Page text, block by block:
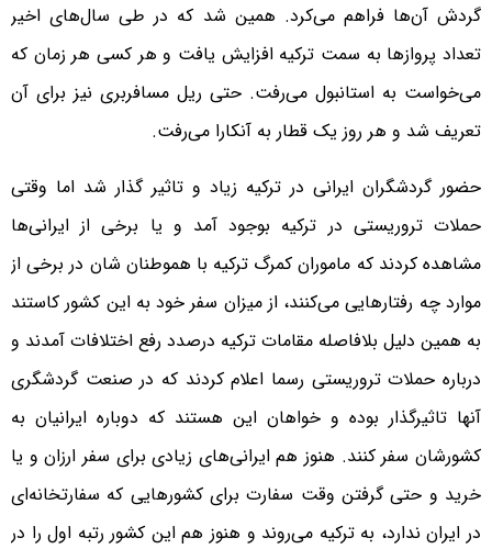
گردش آن‌ها فراهم می‌کرد. همین شد که در طی سال‌های اخیر
تعداد پروازها به سمت ترکیه افزایش یافت و هر کسی هر زمان که
می‌خواست به استانبول می‌رفت. حتی ریل مسافربری نیز برای آن
تعریف شد و هر روز یک قطار به آنکارا می‌رفت.
حضور گردشگران ایرانی در ترکیه زیاد و تاثیر گذار شد اما وقتی
حملات تروریستی در ترکیه بوجود آمد و یا برخی از ایرانی‌ها
مشاهده کردند که ماموران کمرگ ترکیه با هموطنان شان در برخی از
موارد چه رفتارهایی می‌کنند، از میزان سفر خود به این کشور کاستند
به همین دلیل بلافاصله مقامات ترکیه درصدد رفع اختلافات آمدند و
درباره حملات تروریستی رسما اعلام کردند که در صنعت گردشگری
آنها تاثیرگذار بوده و خواهان این هستند که دوباره ایرانیان به
کشورشان سفر کنند. هنوز هم ایرانی‌های زیادی برای سفر ارزان و یا
خرید و حتی گرفتن وقت سفارت برای کشورهایی که سفارتخانه‌ای
در ایران ندارد، به ترکیه می‌روند و هنوز هم این کشور رتبه اول را در